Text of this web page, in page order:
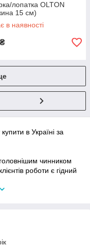
лопатка OLTON
15 см)
в наявності
₴
в Україні за
чинником
роботи є гідний
полотно для
з антикорозійною
Такий
обробці і